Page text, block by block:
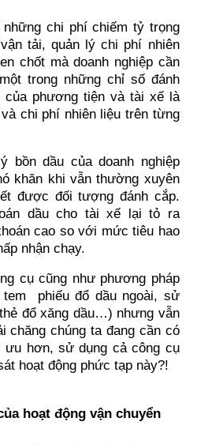
chi phí chiếm tỷ trọng
tải, quản lý chi phí nhiên
chốt mà doanh nghiệp cần
trong những chỉ số đánh
của phương tiện và tài xế là
chi phí nhiên liệu trên từng
bồn dầu của doanh nghiệp
khăn khi vẫn thường xuyên
được đối tượng đánh cắp.
dầu cho tài xế lại tỏ ra
cao so với mức tiêu hao
nhận chạy.
cụ cũng như phương pháp
phiếu đổ dầu ngoài, sử
đổ xăng dầu…) nhưng vẫn
chăng chúng ta đang cần có
hơn, sử dụng cả công cụ
hoạt động phức tạp này?!
hoạt động vận chuyển